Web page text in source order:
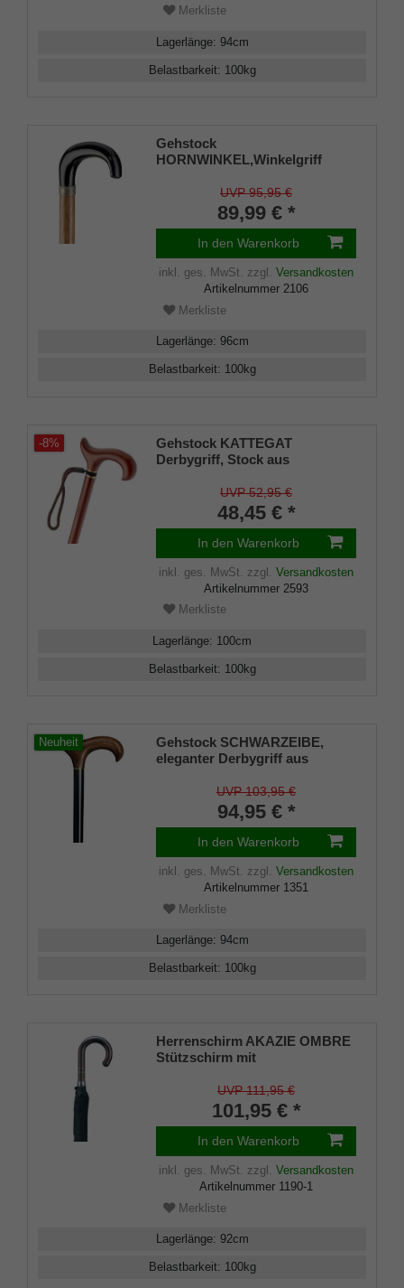
Merkliste
Lagerlänge: 94cm
Belastbarkeit: 100kg
Gehstock
HORNWINKEL,Winkelgriff
Bubingaholz, 96 cm
UVP 95,95 €
89,99 € *
In den Warenkorb
inkl. ges. MwSt. zzgl. Versandkosten
Artikelnummer 2106
Merkliste
Lagerlänge: 96cm
Belastbarkeit: 100kg
-8%
Gehstock KATTEGAT
Derbygriff, Stock aus
mahagonifarben, Designring
aus Messing inkl. passender
Tragschlaufe und Gummipuffer,
ca. 100 cm
UVP 52,95 €
48,45 € *
In den Warenkorb
inkl. ges. MwSt. zzgl. Versandkosten
Artikelnummer 2593
Merkliste
Lagerlänge: 100cm
Belastbarkeit: 100kg
Neuheit
Gehstock SCHWARZEIBE,
eleganter Derbygriff aus
Stock Buchenholz seidenmatt
schwarz lackiert, 94 cm
UVP 103,95 €
94,95 € *
In den Warenkorb
inkl. ges. MwSt. zzgl. Versandkosten
Artikelnummer 1351
Merkliste
Lagerlänge: 94cm
Belastbarkeit: 100kg
Herrenschirm AKAZIE OMBRE
Stützschirm mit
UVP 111,95 €
101,95 € *
In den Warenkorb
inkl. ges. MwSt. zzgl. Versandkosten
Artikelnummer 1190-1
Merkliste
Lagerlänge: 92cm
Belastbarkeit: 100kg